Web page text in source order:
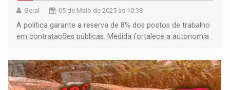
Geral 05 de Maio de 2025 às 10:38
A política garante a reserva de 8% dos postos de trabalho
em contratações públicas. Medida fortalece a autonomia
violência